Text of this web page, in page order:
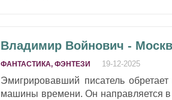
Владимир Войнович -
ФАНТАСТИКА, ФЭНТЕЗИ 19-12-2025
Эмигрировавший писатель
машины времени. Он направляется в